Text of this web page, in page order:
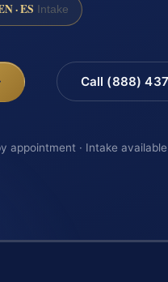
· ES Intake
Call (888)
appointment · Intake